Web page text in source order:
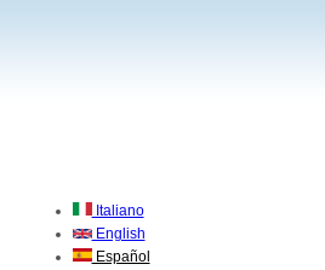
Italiano
English
Español